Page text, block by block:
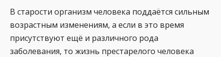
В старости организм человека поддаётся сильным
возрастным изменениям, а если в это время
присутствуют ещё и различного рода
заболевания, то жизнь престарелого человека